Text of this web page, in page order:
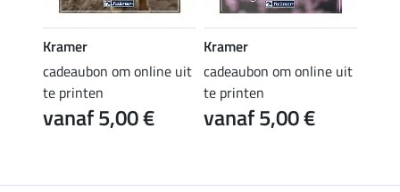
Kramer
cadeaubon om online uit
te printen
vanaf 5,00 €
Kramer
cadeaubon om online uit
te printen
vanaf 5,00 €